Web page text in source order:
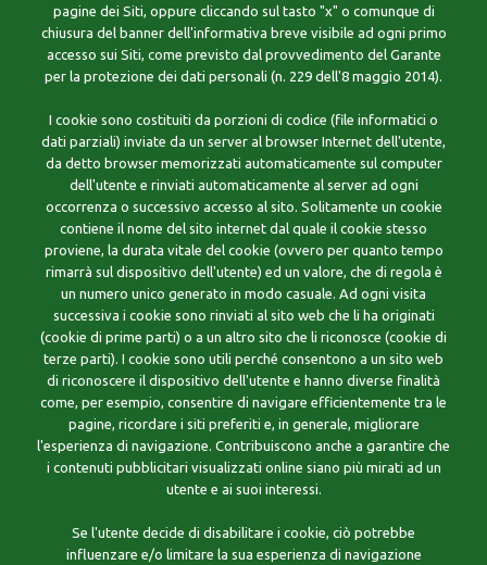
pagine dei Siti, oppure cliccando sul tasto "x" o comunque di
chiusura del banner dell'informativa breve visibile ad ogni primo
accesso sui Siti, come previsto dal provvedimento del Garante
per la protezione dei dati personali (n. 229 dell'8 maggio 2014).
I cookie sono costituiti da porzioni di codice (file informatici o
dati parziali) inviate da un server al browser Internet dell'utente,
da detto browser memorizzati automaticamente sul computer
dell'utente e rinviati automaticamente al server ad ogni
occorrenza o successivo accesso al sito. Solitamente un cookie
contiene il nome del sito internet dal quale il cookie stesso
proviene, la durata vitale del cookie (ovvero per quanto tempo
rimarrà sul dispositivo dell'utente) ed un valore, che di regola è
un numero unico generato in modo casuale. Ad ogni visita
successiva i cookie sono rinviati al sito web che li ha originati
(cookie di prime parti) o a un altro sito che li riconosce (cookie di
terze parti). I cookie sono utili perché consentono a un sito web
di riconoscere il dispositivo dell'utente e hanno diverse finalità
come, per esempio, consentire di navigare efficientemente tra le
pagine, ricordare i siti preferiti e, in generale, migliorare
l'esperienza di navigazione. Contribuiscono anche a garantire che
i contenuti pubblicitari visualizzati online siano più mirati ad un
utente e ai suoi interessi.
Se l'utente decide di disabilitare i cookie, ciò potrebbe
influenzare e/o limitare la sua esperienza di navigazione